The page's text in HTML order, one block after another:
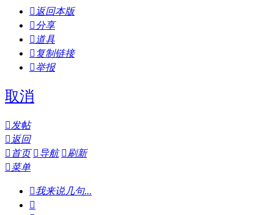
 返回本版
分享
 道具
 复制链接
举报
取消
发帖
 返回
 首页 导航 刷新
菜单
我来说几句...
